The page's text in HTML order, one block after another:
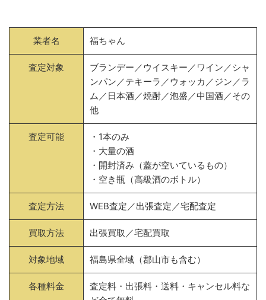
業者名 福ちゃん
査定対象
ブランデー／ウイスキー／ワイン／シャ
ンパン／テキーラ／ウォッカ／ジン／ラ
ム／日本酒／焼酎／泡盛／中国酒／その
他
査定可能
・1本のみ
・大量の酒
・開封済み（蓋が空いているもの）
・空き瓶（高級酒のボトル）
査定方法 WEB査定／出張査定／宅配査定
買取方法 出張買取／宅配買取
対象地域 福島県全域（郡山市も含む）
各種料金
査定料・出張料・送料・キャンセル料な